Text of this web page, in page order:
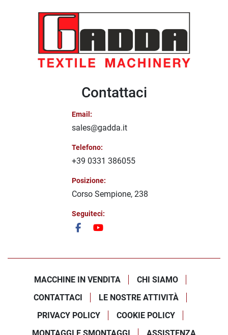
Contattaci
Email:
sales@gadda.it
Telefono:
+39 0331 386055
Posizione:
Corso Sempione, 238
Seguiteci:
facebookyoutube
MACCHINE IN VENDITA
CHI SIAMO
CONTATTACI
LE NOSTRE ATTIVITÀ
PRIVACY POLICY
COOKIE POLICY